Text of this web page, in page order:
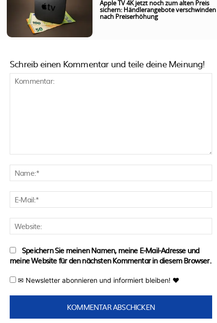
Apple TV 4K jetzt noch zum alten Preis
sichern: Händlerangebote verschwinden
nach Preiserhöhung
Schreib einen Kommentar und teile deine Meinung!
Speichern Sie meinen Namen, meine E-Mail-Adresse und
meine Website für den nächsten Kommentar in diesem Browser.
✉ Newsletter abonnieren und informiert bleiben! ♥